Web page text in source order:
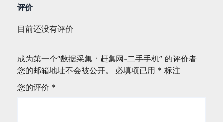
评价
目前还没有评价
成为第一个“数据采集：赶集网-二手手机” 的评价者
您的邮箱地址不会被公开。
必填项已用 * 标注
您的评价 *